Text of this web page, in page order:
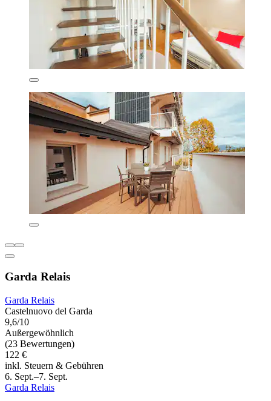
Garda Relais
Garda Relais
Castelnuovo del Garda
9,6/10
Außergewöhnlich
(23 Bewertungen)
122 €
inkl. Steuern & Gebühren
6. Sept.–7. Sept.
Garda Relais